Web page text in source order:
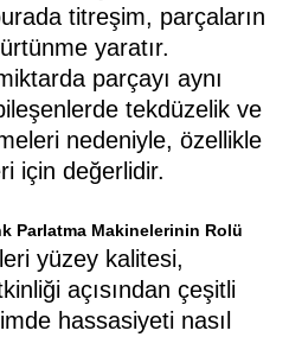
titreşim, parçaların
yaratır.
parçayı aynı
tekdüzelik ve
nedeniyle, özellikle
için değerlidir.
Parlatma Makinelerinin Rolü
yüzey kalitesi,
açısından çeşitli
hassasiyeti nasıl